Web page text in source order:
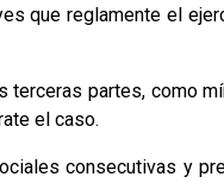
que reglamente el
terceras partes, como
el caso.
consecutivas y